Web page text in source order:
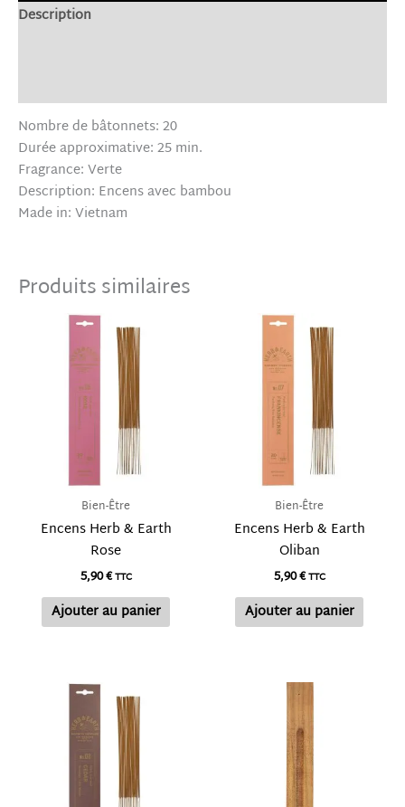
Description
Nombre de bâtonnets: 20
Durée approximative: 25 min.
Fragrance: Verte
Description: Encens avec bambou
Made in: Vietnam
Produits similaires
Bien-Être
Encens Herb & Earth
Rose
5,90€TTC
Ajouter au panier
Bien-Être
Encens Herb & Earth
Oliban
5,90€TTC
Ajouter au panier